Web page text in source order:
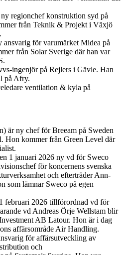
regionchef konstruktion syd på
från Teknik & Projekt i Växjö
ansvarig för varumärket Midea på
från Solar Sverige där han var
ingenjör på Rejlers i Gävle. Han
på Afry.
ventilation & kyla på
är ny chef för Breeam på Sweden
Hon kommer från Green Level där
1 januari 2026 ny vd för Sweco
för koncernens svenska
och efterträder Ann-
som lämnar Sweco på egen
februari 2026 tillförordnad vd för
vd Andreas Örje Wellstam blir
AB Latour. Hon är i dag
affärsområde Air Handling.
för affärsutveckling av
och